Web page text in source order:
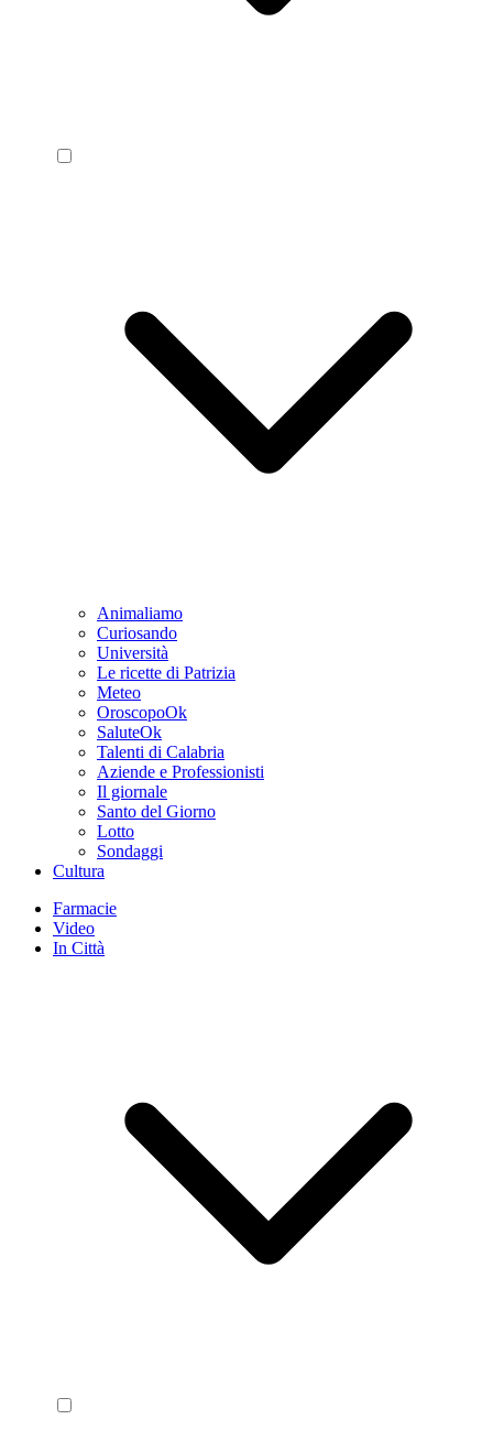
Animaliamo
Curiosando
Università
Le ricette di Patrizia
Meteo
OroscopoOk
SaluteOk
Talenti di Calabria
Aziende e Professionisti
Il giornale
Santo del Giorno
Lotto
Sondaggi
Cultura
Farmacie
Video
In Città